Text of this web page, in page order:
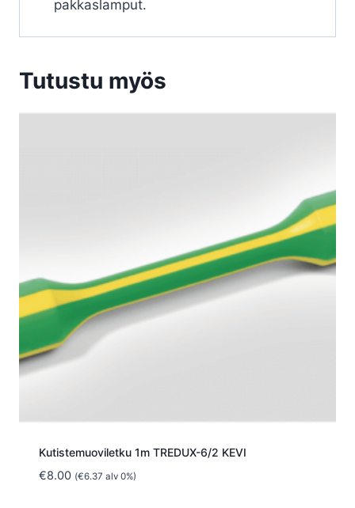
pakkaslamput.
Tutustu myös
Kutistemuoviletku 1m TREDUX-6/2 KEVI
€8.00 (€6.37 alv 0%)